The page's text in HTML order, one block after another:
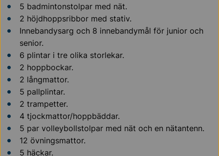
5 badmintonstolpar med nät.
2 höjdhoppsribbor med stativ.
Innebandysarg och 8 innebandymål för junior och
senior.
6 plintar i tre olika storlekar.
2 hoppbockar.
2 långmattor.
5 pallplintar.
2 trampetter.
4 tjockmattor/hoppbäddar.
5 par volleybollstolpar med nät och en nätantenn.
12 övningsmattor.
5 häckar.